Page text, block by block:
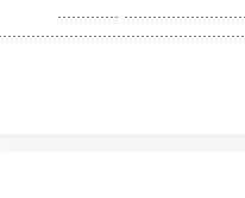
.............